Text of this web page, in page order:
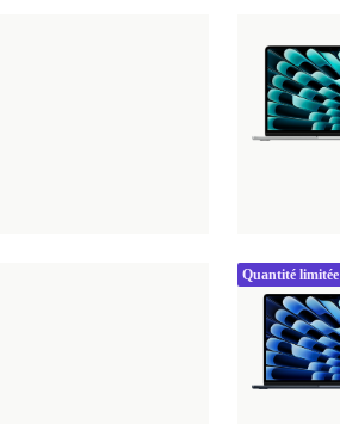
Quantité limitée